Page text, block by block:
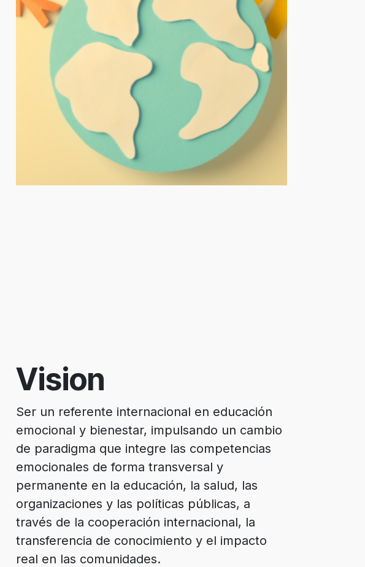
Vision
Ser un referente internacional en educación
emocional y bienestar, impulsando un cambio
de paradigma que integre las competencias
emocionales de forma transversal y
permanente en la educación, la salud, las
organizaciones y las políticas públicas, a
través de la cooperación internacional, la
transferencia de conocimiento y el impacto
real en las comunidades.